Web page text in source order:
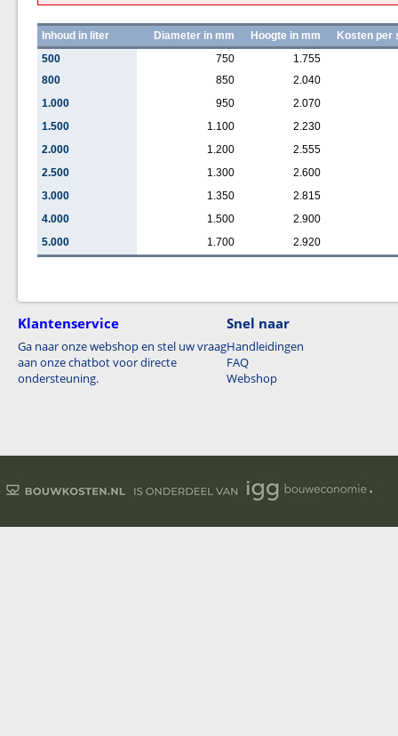
Inhoud in liter Diameter in mm Hoogte in mm
Kosten per
500
750
1.755
800
850
2.040
1.000
950
2.070
1.500
1.100
2.230
2.000
1.200
2.555
2.500
1.300
2.600
3.000
1.350
2.815
4.000
1.500
2.900
5.000
1.700 2.920
Klantenservice
Ga naar onze webshop en stel uw vraag
aan onze chatbot voor directe
ondersteuning.
Snel naar
Handleidingen
FAQ
Webshop